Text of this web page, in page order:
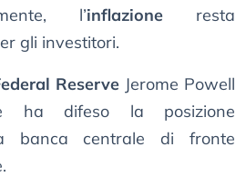
l’inflazione resta
gli investitori.
ReserveJerome Powell
ha difeso la posizione
banca centrale di fronte